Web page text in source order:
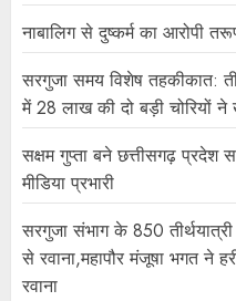
नाबालिग से दुष्कर्म का आरोपी
सरगुजा समय विशेष तहकीकात:
में 28 लाख की दो बड़ी चोरियों
सक्षम गुप्ता बने छत्तीसगढ़
मीडिया प्रभारी
सरगुजा संभाग के 850
से रवाना,महापौर मंजूषा भगत ने
रवाना